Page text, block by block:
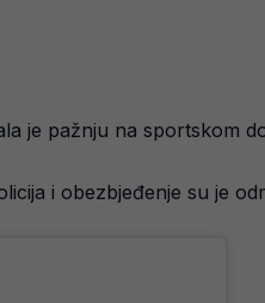
je pažnju na sportskom
i obezbjeđenje su je